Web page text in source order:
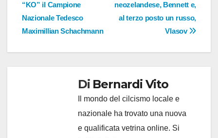
neozelandese, Bennett e,
al terzo posto un russo,
Vlasov
“KO” il Campione
Nazionale Tedesco
Maximillian Schachmann
Di Bernardi Vito
Il mondo del cilcismo locale e
nazionale ha trovato una nuova
e qualificata vetrina online. Si